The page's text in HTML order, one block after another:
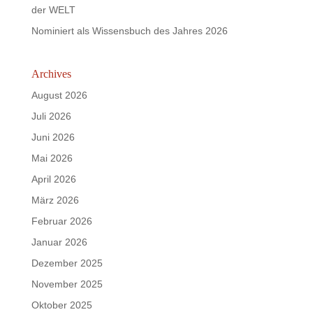
der WELT
Nominiert als Wissensbuch des Jahres 2026
Archives
August 2026
Juli 2026
Juni 2026
Mai 2026
April 2026
März 2026
Februar 2026
Januar 2026
Dezember 2025
November 2025
Oktober 2025